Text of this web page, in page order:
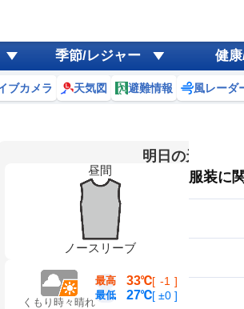
季節/レジャー 健
ブカメラ 天気図 避難情報 風レーダ
明日の天気 9(日)
昼間
ノースリーブ
くもり時々晴れ
最高 33℃[ -1 ]
最低 27℃[ ±0 ]
服装に